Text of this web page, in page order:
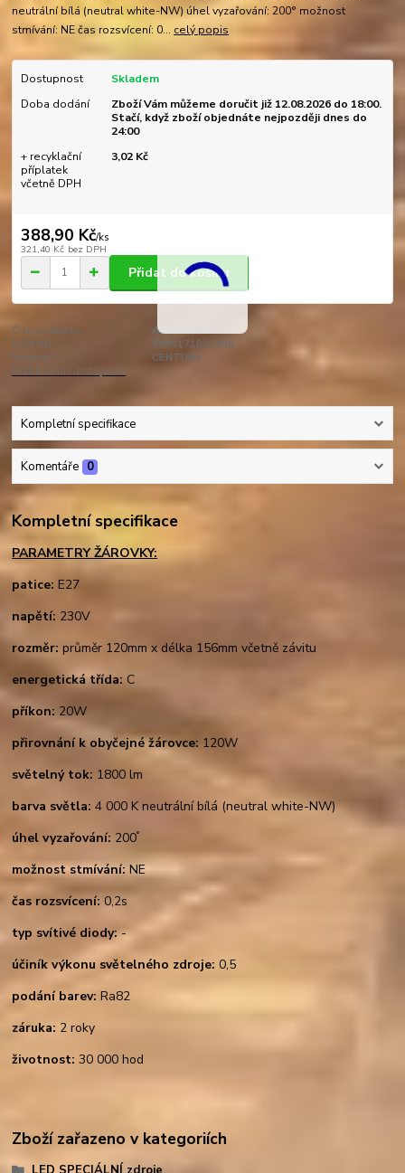
neutrální bílá (neutral white-NW) úhel vyzařování: 200° možnost
stmívání: NE čas rozsvícení: 0... celý popis
Dostupnost
Skladem
Doba dodání
Zboží Vám můžeme doručit již 12.08.2026 do 18:00.
Stačí, když zboží objednáte nejpozději dnes do
24:00
+ recyklační
příplatek
včetně DPH
3,02 Kč
388,90 Kč/ks
321,40 Kč bez DPH
Přidat do košíku
Číslo produktu:
ARB202740
EAN kód:
9090171007336
Výrobce:
CENTURY
Hlídat cenu / dostupnost
Kompletní specifikace
Komentáře 0
Kompletní specifikace
PARAMETRY ŽÁROVKY:
patice: E27
napětí: 230V
rozměr: průměr 120mm x délka 156mm včetně závitu
energetická třída: C
příkon: 20W
přirovnání k obyčejné žárovce: 120W
světelný tok: 1800 lm
barva světla: 4 000 K neutrální bílá (neutral white-NW)
úhel vyzařování: 200°
možnost stmívání: NE
čas rozsvícení: 0,2s
typ svítivé diody:-
účiník výkonu světelného zdroje: 0,5
podání barev:Ra82
záruka: 2 roky
životnost: 30 000 hod
Zboží zařazeno v kategoriích